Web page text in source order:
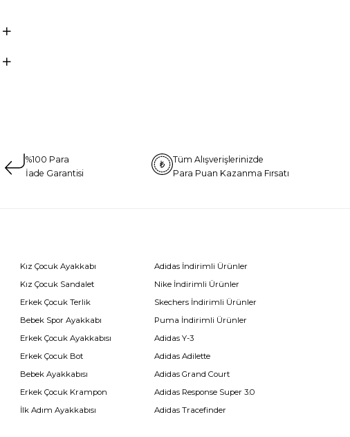
%100 Para
İade Garantisi
Tüm Alışverişlerinizde
Para Puan Kazanma Fırsatı
Kız Çocuk Ayakkabı
Kız Çocuk Sandalet
Erkek Çocuk Terlik
Bebek Spor Ayakkabı
Erkek Çocuk Ayakkabısı
Erkek Çocuk Bot
Bebek Ayakkabısı
Erkek Çocuk Krampon
İlk Adım Ayakkabısı
Adidas İndirimli Ürünler
Nike İndirimli Ürünler
Skechers İndirimli Ürünler
Puma İndirimli Ürünler
Adidas Y-3
Adidas Adilette
Adidas Grand Court
Adidas Response Super 3.0
Adidas Tracefinder